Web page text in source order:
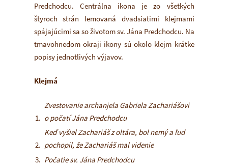
Predchodcu. Centrálna ikona je zo všetkých
štyroch strán lemovaná dvadsiatimi klejmami
spájajúcimi sa so životom sv. Jána Predchodcu. Na
tmavohnedom okraji ikony sú okolo klejm krátke
popisy jednotlivých výjavov.
Klejmá
Zvestovanie archanjela Gabriela Zachariášovi
o počatí Jána Predchodcu
Keď vyšiel Zachariáš z oltára, bol nemý a ľud
pochopil, že Zachariáš mal videnie
Počatie sv. Jána Predchodcu